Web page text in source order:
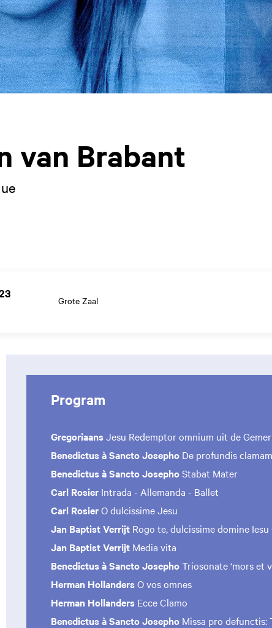
van Brabant
Grote Zaal
Program
GregoriaansJesu Redemptor omnium uit de
Benedictus à Sancto Josepho De profundis
Benedictus à Sancto JosephoStabat Mater
Carl Rosier Intrada - Allemanda - Ballet
Carl RosierO dulcissime Jesu
Jan Baptist Verrijt Rogo te, dulcissime domine
Jan Baptist Verrijt Media vita
Benedictus à Sancto JosephoTriosonate ‘mors et
Herman HollandersO vos omnes
Herman Hollanders Ecce Clamo
Benedictus à Sancto Josepho Missa pro defunctis: